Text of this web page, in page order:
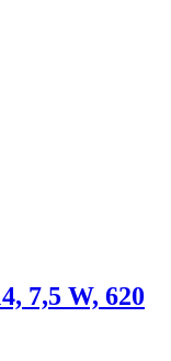
7,5 W, 620